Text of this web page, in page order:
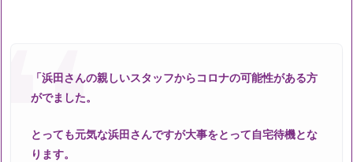
「浜田さんの親しいスタッフからコロナの可能性がある方
がでました。
とっても元気な浜田さんですが大事をとって自宅待機とな
ります。